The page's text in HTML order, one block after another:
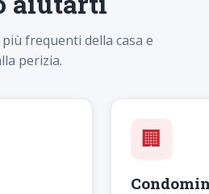
frequenti della casa e
perizia.
🏢